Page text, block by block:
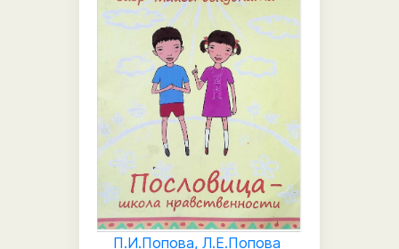
П.И.Попова, Л.Е.Попова